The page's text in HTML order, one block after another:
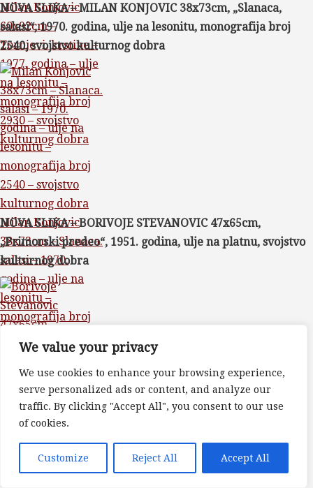
We value your privacy
We use cookies to enhance your browsing experience,
serve personalized ads or content, and analyze our
traffic. By clicking "Accept All", you consent to our use
of cookies.
Customize Reject All Accept All
Milan Konjovic
60x92cm –
Tornjevi. krstine –
1977. godina – ulje
na lesonitu –
monografija broj
2930 – svojstvo
kulturnog dobra
NOVA SLIKA – MILAN KONJOVIC 38x73cm, „Slanaca,
salasi“, 1970. godina, ulje na lesonitu, monografija broj
2540, svojstvo kulturnog dobra
Milan Konjovic
38x73cm – Slanaca.
salasi – 1970.
godina – ulje na
lesonitu –
monografija broj
kulturnog dobra
NOVA SLIKA – BORIVOJE STEVANOVIC 47x65cm,
„Primorski predeo“, 1951. godina, ulje na platnu, svojstvo
kulturnog dobra
Borivoje
47x65cm –
Primorski predeo –
NOVA SLIKA – MILAN KONJOVIC 81x47cm, „Bozuri, lale“,
1977. godina, ulje na lesonitu, monografija broj 2962,